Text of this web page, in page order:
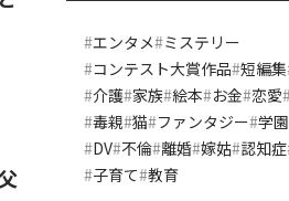
エンタメ ミステリー
コンテスト大賞作品 短編集
介護 家族 絵本 お金 恋愛
毒親 猫 ファンタジー 学園
DV 不倫 離婚 嫁姑 認知症
子育て 教育